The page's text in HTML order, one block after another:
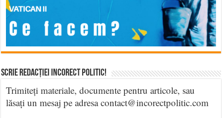
Scrie Redacției Incorect Politic!
Trimiteți materiale, documente pentru articole, sau
lăsați un mesaj pe adresa contact@incorectpolitic.com